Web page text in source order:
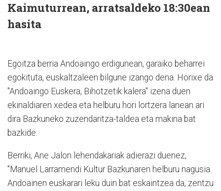
Kaimuturrean, arratsaldeko 18:30ean
hasita
Egoitza berria Andoaingo erdigunean, garaiko beharrei
egokituta, euskaltzaleen bilgune izango dena. Horixe da
"Andoaingo Euskera, Bihotzetik kalera" izena duen
ekinaldiaren xedea eta helburu hori lortzera lanean ari
dira Bazkuneko zuzendaritza-taldea eta makina bat
bazkide.
Berriki, Ane Jalon lehendakariak adierazi duenez,
"Manuel Larramendi Kultur Bazkunaren helburu nagusia
Andoainen euskarari leku duin bat eskaintzea da, zentzu